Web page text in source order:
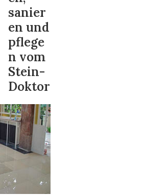
sanier
en und
pflege
n vom
Stein-
Doktor